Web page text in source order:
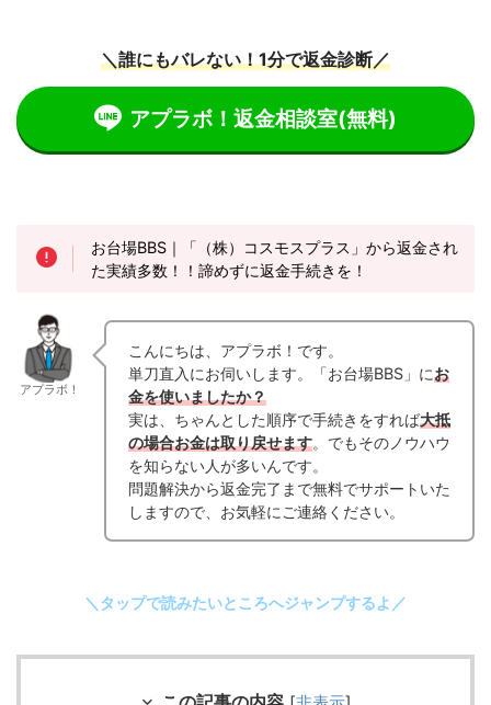
＼誰にもバレない！1分で返金診断／
アプラボ！返金相談室(無料)
お台場BBS｜「（株）コスモスプラス」から返金され
た実績多数！！諦めずに返金手続きを！
アプラボ！
こんにちは、アプラボ！です。
単刀直入にお伺いします。「お台場BBS」にお
金を使いましたか？
実は、ちゃんとした順序で手続きをすれば大抵
の場合お金は取り戻せます。でもそのノウハウ
を知らない人が多いんです。
問題解決から返金完了まで無料でサポートいた
しますので、お気軽にご連絡ください。
＼タップで読みたいところへジャンプするよ／